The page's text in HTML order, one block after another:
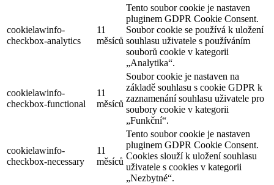
cookielawinfo-
checkbox-analytics
11
měsíců
Tento soubor cookie je nastaven
pluginem GDPR Cookie Consent.
Soubor cookie se používá k uložení
souhlasu uživatele s používáním
souborů cookie v kategorii
„Analytika“.
cookielawinfo-
checkbox-functional
11
měsíců
Soubor cookie je nastaven na
základě souhlasu s cookie GDPR k
zaznamenání souhlasu uživatele pro
soubory cookie v kategorii
„Funkční“.
cookielawinfo-
checkbox-necessary
11
měsíců
Tento soubor cookie je nastaven
pluginem GDPR Cookie Consent.
Cookies slouží k uložení souhlasu
uživatele s cookies v kategorii
„Nezbytné“.